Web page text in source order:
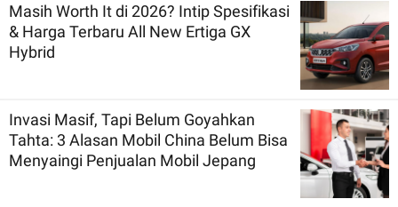
Masih Worth It di 2026? Intip Spesifikasi
& Harga Terbaru All New Ertiga GX
Hybrid
Invasi Masif, Tapi Belum Goyahkan
Tahta: 3 Alasan Mobil China Belum Bisa
Menyaingi Penjualan Mobil Jepang